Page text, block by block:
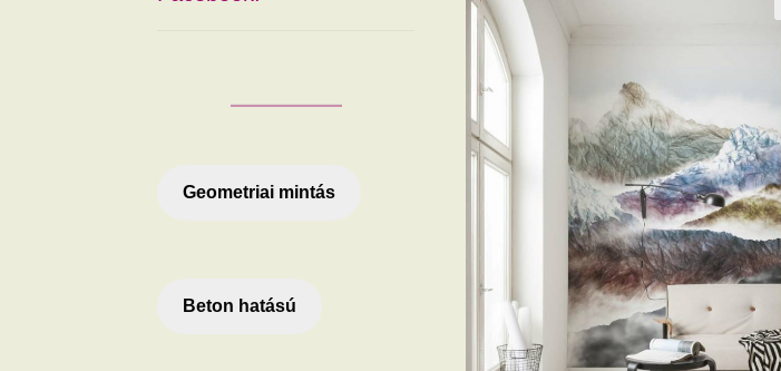
Geometriai mintás
Beton hatású